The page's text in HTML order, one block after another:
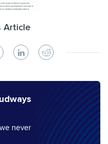
Article
never